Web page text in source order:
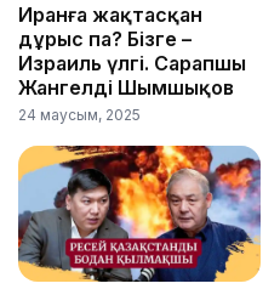
Иранға жақтасқан
дұрыс па? Бізге –
Израиль үлгі. Сарапшы
Жангелді Шымшықов
24 маусым, 2025